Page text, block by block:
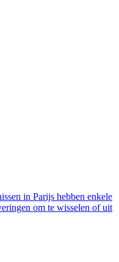
in Parijs hebben enkele
om te wisselen of uit